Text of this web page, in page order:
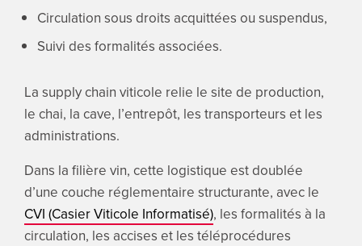
Circulation sous droits acquittées ou suspendus,
Suivi des formalités associées.
La supply chain viticole relie le site de production,
le chai, la cave, l’entrepôt, les transporteurs et les
administrations.
Dans la filière vin, cette logistique est doublée
d’une couche réglementaire structurante, avec le
CVI (Casier Viticole Informatisé), les formalités à la
circulation, les accises et les téléprocédures